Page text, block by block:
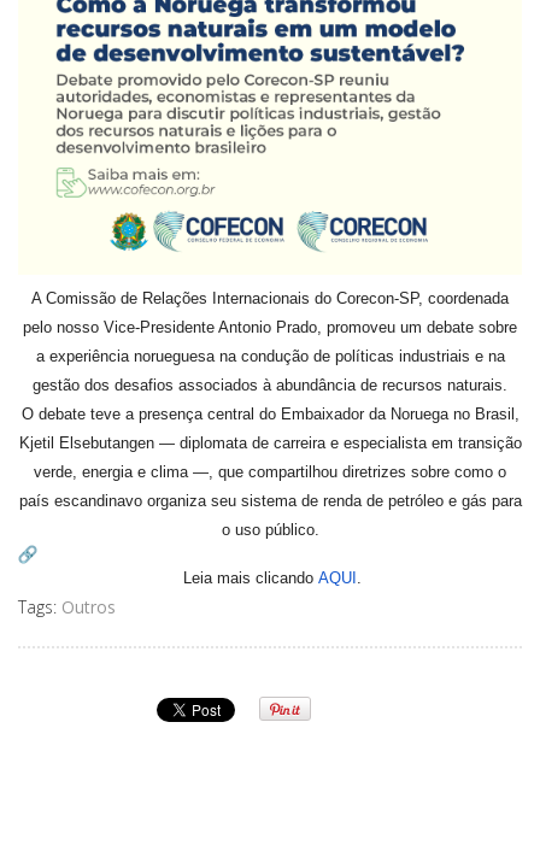
A Comissão de Relações Internacionais do Corecon-SP, coordenada
pelo nosso Vice-Presidente Antonio Prado, promoveu um debate sobre
a experiência norueguesa na condução de políticas industriais e na
gestão dos desafios associados à abundância de recursos naturais.
O debate teve a presença central do Embaixador da Noruega no Brasil,
Kjetil Elsebutangen — diplomata de carreira e especialista em transição
verde, energia e clima —, que compartilhou diretrizes sobre como o
país escandinavo organiza seu sistema de renda de petróleo e gás para
o uso público.
Leia mais clicando AQUI
Tags: Outros